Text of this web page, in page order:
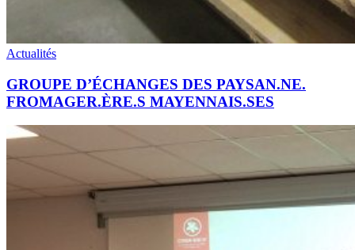
Actualités
GROUPE D’ÉCHANGES DES PAYSAN.NE.
FROMAGER.ÈRE.S MAYENNAIS.SES
L’ÉCHO
L’AG